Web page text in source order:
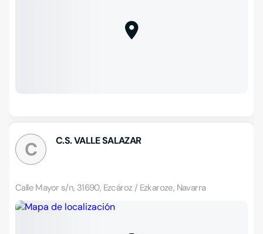
C C.S. VALLE SALAZAR
Calle Mayor s/n, 31690, Ezcároz / Ezkaroze, Navarra